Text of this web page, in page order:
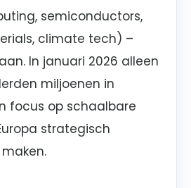
semiconductors,
climate tech) –
In januari 2026 alleen
miljoenen in
focus op schaalbare
strategisch